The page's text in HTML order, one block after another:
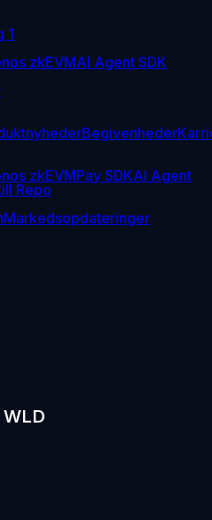
1
zkEVMAI Agent SDK
Begivenheder
zkEVMPay SDKAI Agent
Repo
Markedsopdateringer